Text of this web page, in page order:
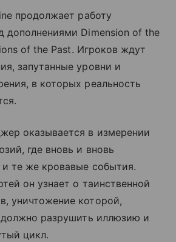
продолжает работу
дополнениями Dimension of the
of the Past. Игроков ждут
запутанные уровни и
в которых реальность
оказывается в измерении
где вновь и вновь
те же кровавые события.
он узнает о таинственной
уничтожение которой,
должно разрушить иллюзию и
цикл.